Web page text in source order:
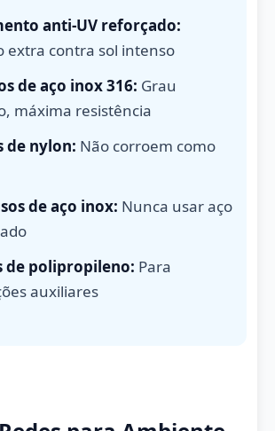
anti-UV reforçado:
extra contra sol intenso
de aço inox 316: Grau
máxima resistência
de nylon: Não corroem como
de aço inox: Nunca usar aço
de polipropileno: Para
auxiliares